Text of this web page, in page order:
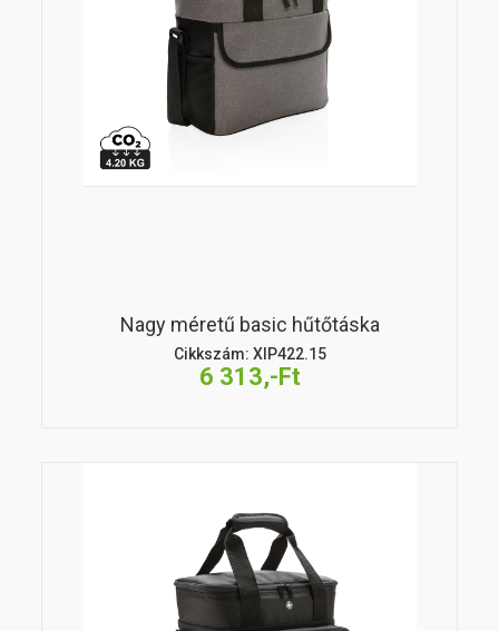
Nagy méretű basic hűtőtáska
Cikkszám: XIP422.15
6 313,-Ft